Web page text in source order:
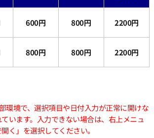
600円 800円 2200円
800円 800円 2200円
環境で、選択項目や日付入力が正常に開けな
います。入力できない場合は、右上メニュ
く」を選択してください。